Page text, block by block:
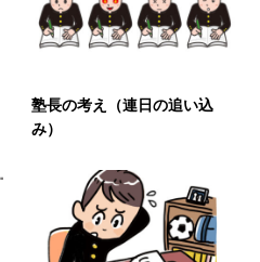
塾長の考え（連日の追い込
み）